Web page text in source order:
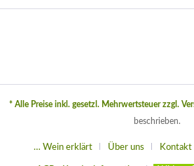
* Alle Preise inkl. gesetzl. Mehrwertsteuer zzgl.
beschrieben.
… Wein erklärt Über uns Kontakt